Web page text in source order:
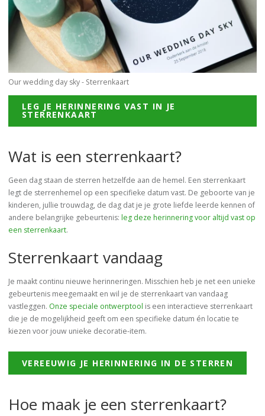
Our wedding day sky - Sterrenkaart
LEG JE HERINNERING VAST IN JE
STERRENKAART
Wat is een sterrenkaart?
Geen dag staan de sterren hetzelfde aan de hemel. Een sterrenkaart
legt de sterrenhemel op een specifieke datum vast. De geboorte van je
kinderen, jullie trouwdag, de dag dat je je grote liefde leerde kennen of
andere belangrijke gebeurtenis: leg deze herinnering voor altijd vast op
een sterrenkaart.
Sterrenkaart vandaag
Je maakt continu nieuwe herinneringen. Misschien heb je net een unieke
gebeurtenis meegemaakt en wil je de sterrenkaart van vandaag
vastleggen. Onze speciale ontwerptool is een interactieve sterrenkaart
die je de mogelijkheid geeft om een specifieke datum én locatie te
kiezen voor jouw unieke decoratie-item.
VEREEUWIG JE HERINNERING IN DE STERREN
Hoe maak je een sterrenkaart?